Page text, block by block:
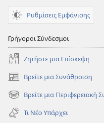
Ρυθμίσεις Εμφάνισης
Γρήγοροι Σύνδεσμοι
Ζητήστε μια Επίσκεψη
Βρείτε μια Συνάθροιση
(ανοίγει
νέο
παράθυρο)
Βρείτε μια Περιφερειακή
(ανοίγει
νέο
παράθυρο)
Τι Νέο Υπάρχει